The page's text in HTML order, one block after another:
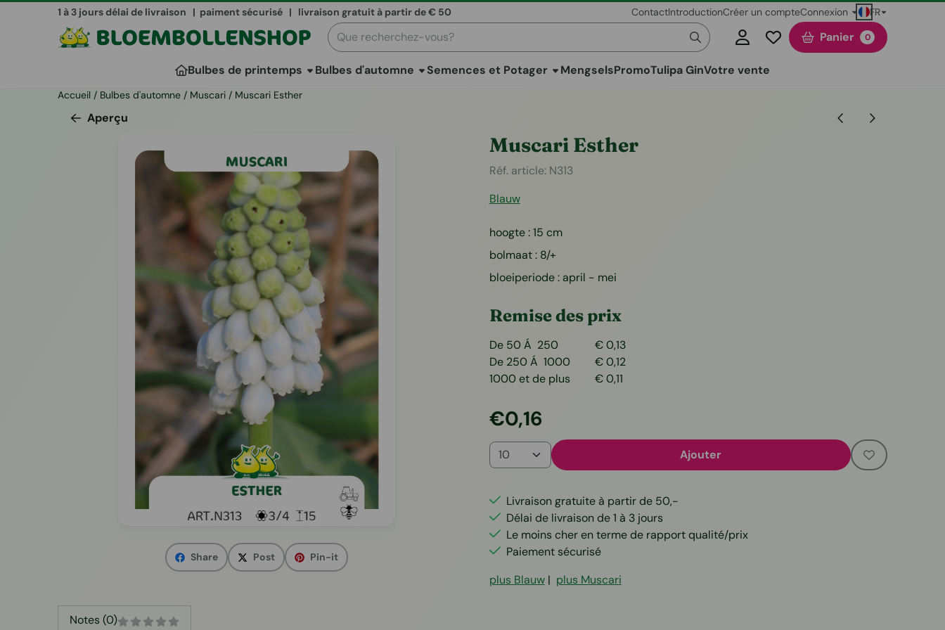
Les préférences de cookies sont actuellement fermées.
1 à 3 jours délai de livraison | paiment sécurisé | livraison gratuit à partir de € 50 ContactIntroductionCréer un compteConnexion FR
Rechercher Panier 0
Bulbes de printemps Bulbes d'automne Semences et Potager MengselsPromoTulipa GinVotre vente
Accueil / Bulbes d'automne / Muscari / Muscari Esther
Aperçu
Share Post Pin-it
Muscari Esther
Réf. article: N313
Blauw
hoogte : 15 cm
bolmaat : 8/+
bloeiperiode : april - mei
Remise des prix
De 50 Á 250 € 0,13
De 250 Á 1000
€ 0,12
1000 et de plus
€ 0,11
€0,16
Quantité Ajouter
Livraison gratuite à partir de 50,-
Délai de livraison de 1 à 3 jours
Le moins cher en terme de rapport qualité/prix
Paiement sécurisé
plus Blauw| plus Muscari
Notes (0)